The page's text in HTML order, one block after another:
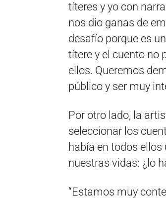
títeres y yo con
nos dio ganas de
desafío porque es
títere y el cuento no
ellos. Queremos
público y ser muy
Por otro lado, la
seleccionar los
había en todos
nuestras vidas: ¿lo
“Estamos muy